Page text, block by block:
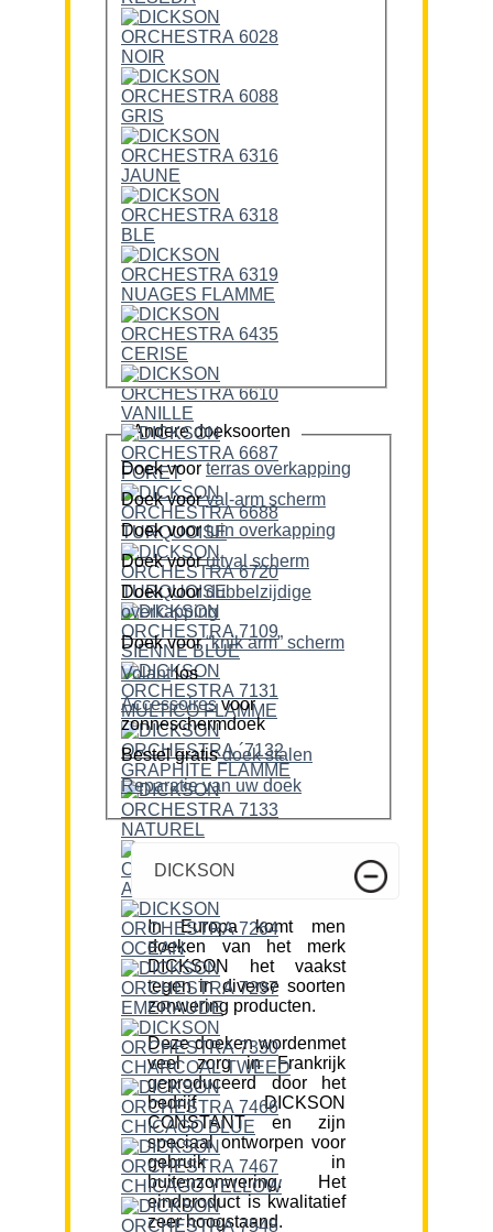
Andere doeksoorten
Doek voor terras overkapping
Doek voor
val-arm scherm
Doek voor
tuin overkapping
Doek voor
uitval scherm
Doek voordubbelzijdige
overkapping
Doek voor
“knik arm” scherm
Volantlos
Accessoiresvoor
zonneschermdoek
Bestel gratis doek stalen
Reparatie van uw doek
DICKSON
In Europa komt men
doeken van het merk
DICKSON het vaakst
tegen in diverse soorten
zonwering producten.
Deze doeken wordenmet
veel zorg in Frankrijk
geproduceerd door het
bedrijf DICKSON
CONSTANT en zijn
speciaal ontworpen voor
gebruik in
buitenzonwering. Het
eindproduct is kwalitatief
zeer hoogstaand.